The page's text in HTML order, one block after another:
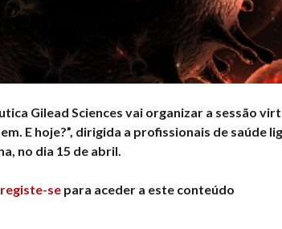
Gilead Sciences vai organizar a sessão
E hoje?”, dirigida a profissionais de saúde
no dia 15 de abril.
registe-se para aceder a este conteúdo